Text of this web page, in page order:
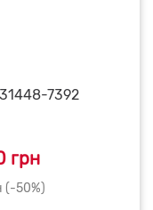
7392
грн
(-50%)